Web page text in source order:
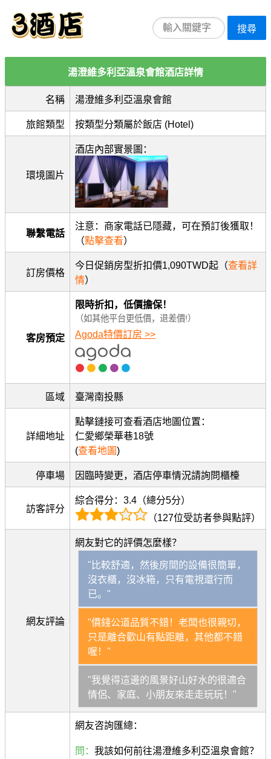
搜尋
湯澄維多利亞溫泉會館酒店詳情
名稱 湯澄維多利亞溫泉會館
旅館類型 按類型分類屬於飯店 (Hotel)
環境圖片
酒店內部實景圖：
聯繫電話
注意：商家電話已隱藏，可在預訂後獲取！
（點擊查看）
訂房價格
今日促銷房型折扣價1,090TWD起（查看詳
情）
客房預定
限時折扣，低價擔保！
（如其他平台更低價，退差價!）
Agoda特價訂房 >>
區域 臺灣南投縣
詳細地址
點擊鏈接可查看酒店地圖位置：
仁愛鄉榮華巷18號
(查看地圖)
停車場 因臨時變更，酒店停車情況請詢問櫃檯
訪客評分
綜合得分：3.4（總分5分）
（127位受訪者參與點評）
網友評論
網友對它的評價怎麼樣？
"比較舒適，然後房間的設備很簡單，
沒衣櫃，沒冰箱，只有電視還行而
已。"
"價錢公道品質不錯！老闆也很親切，
只是離合歡山有點距離，其他都不錯
喔！"
"我覺得這邊的風景好山好水的很適合
情侶、家庭、小朋友來走走玩玩！"
網友咨詢匯總：
問： 我該如何前往湯澄維多利亞溫泉會館？